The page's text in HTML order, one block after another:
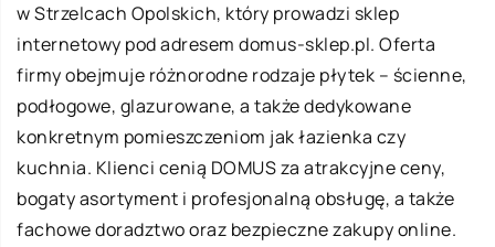
w Strzelcach Opolskich, który prowadzi sklep
internetowy pod adresem domus-sklep.pl. Oferta
firmy obejmuje różnorodne rodzaje płytek – ścienne,
podłogowe, glazurowane, a także dedykowane
konkretnym pomieszczeniom jak łazienka czy
kuchnia. Klienci cenią DOMUS za atrakcyjne ceny,
bogaty asortyment i profesjonalną obsługę, a także
fachowe doradztwo oraz bezpieczne zakupy online.